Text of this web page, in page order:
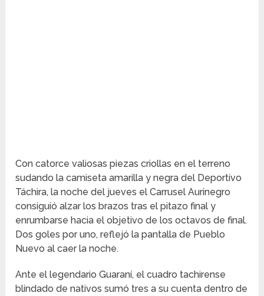
Con catorce valiosas piezas criollas en el terreno
sudando la camiseta amarilla y negra del Deportivo
Táchira, la noche del jueves el Carrusel Aurinegro
consiguió alzar los brazos tras el pitazo final y
enrumbarse hacia el objetivo de los octavos de final.
Dos goles por uno, reflejó la pantalla de Pueblo
Nuevo al caer la noche.
Ante el legendario Guaraní, el cuadro tachirense
blindado de nativos sumó tres a su cuenta dentro de